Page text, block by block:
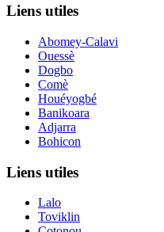
Liens utiles
Abomey-Calavi
Ouessè
Dogbo
Comè
Houéyogbé
Banikoara
Adjarra
Bohicon
Liens utiles
Lalo
Toviklin